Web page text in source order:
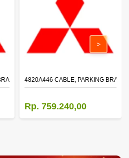
4820A446 CABLE, PARKING
Rp. 759.240,00
>